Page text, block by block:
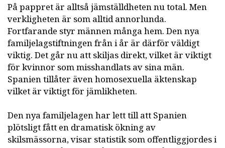
På pappret är alltså jämställdheten nu total. Men
verkligheten är som alltid annorlunda.
Fortfarande styr männen många hem. Den nya
familjelagstiftningen från i år är därför väldigt
viktig. Det går nu att skiljas direkt, vilket är viktigt
för kvinnor som misshandlats av sina män.
Spanien tillåter även homosexuella äktenskap
vilket är viktigt för jämlikheten.
Den nya familjelagen har lett till att Spanien
plötsligt fått en dramatisk ökning av
skilsmässorna, visar statistik som offentliggjordes i